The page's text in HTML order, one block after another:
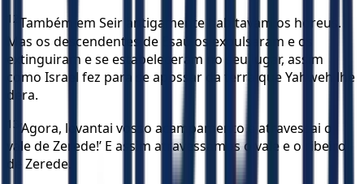
12 Também em Seir antigamente habitavam os horeus.
Mas os descendentes de Esaú os expulsaram e os
extinguiram e se estabeleceram no seu lugar, assim
como Israel fez para se apossar da terra que Yahweh lhe
dera.
13 ‘Agora, levantai vosso acampamento e atravessai o
vale de Zerede!’ E assim atravessamos o vale e o ribeiro
de Zerede.